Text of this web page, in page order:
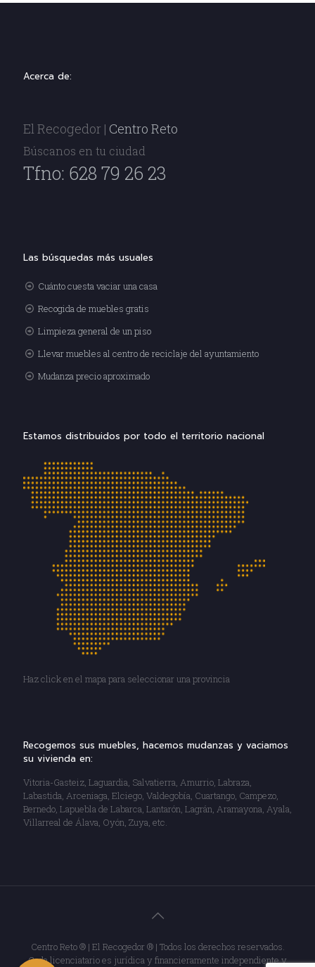
Acerca de:
El Recogedor | Centro Reto
Búscanos en tu ciudad
Tfno: 628 79 26 23
Las búsquedas más usuales
Cuánto cuesta vaciar una casa
Recogida de muebles gratis
Limpieza general de un piso
Llevar muebles al centro de reciclaje del ayuntamiento
Mudanza precio aproximado
Estamos distribuidos por todo el territorio nacional
Haz click en el mapa para seleccionar una provincia
Recogemos sus muebles, hacemos mudanzas y vaciamos
su vivienda en:
Vitoria-Gasteiz, Laguardia, Salvatierra, Amurrio, Labraza,
Labastida, Arceniaga, Elciego, Valdegobía, Cuartango, Campezo,
Bernedo, Lapuebla de Labarca, Lantarón, Lagrán, Aramayona, Ayala,
Villarreal de Álava, Oyón, Zuya, etc.
Centro Reto ® | El Recogedor ® | Todos los derechos reservados.
Cada licenciatario es jurídica y financieramente independiente y